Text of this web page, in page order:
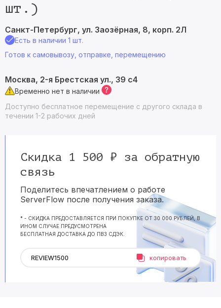
шт.)
Санкт-Петербург, ул. Заозёрная, 8, корп. 2Л
Есть в наличии 1 шт.
Готов к самовывозу, отправке, перемещению
Москва, 2-я Брестская ул., 39 с4
Временно нет в наличии
Доступно бесплатное перемещение с другого склада в
течении 1-2 рабочих дней
Скидка 1 500 ₽ за обратную
связь
Поделитесь впечатлением о работе
ServerFlow после получения заказа.
* - СКИДКА ПРЕДОСТАВЛЯЕТСЯ ПРИ ПОКУПКЕ ОТ 30 000 РУБЛЕЙ, В
ИНОМ СЛУЧАЕ ПРЕДУСМОТРЕНА
БЕСПЛАТНАЯ ДОСТАВКА ДО ПВЗ СДЭК.
копировать